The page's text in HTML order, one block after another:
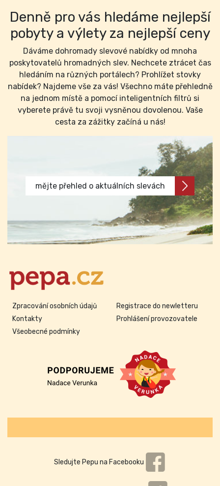
Denně pro vás hledáme nejlepší
pobyty a výlety za nejlepší ceny
Dáváme dohromady slevové nabídky od mnoha
poskytovatelů hromadných slev. Nechcete ztrácet čas
hledáním na různých portálech? Prohlížet stovky
nabídek? Najdeme vše za vás! Všechno máte přehledně
na jednom místě a pomocí inteligentních filtrů si
vyberete právě tu svoji vysněnou dovolenou. Vaše
cesta za zážitky začíná u nás!
mějte přehled o aktuálních slevách
Zpracování osobních údajů
Kontakty
Všeobecné podmínky
Registrace do newletteru
Prohlášení provozovatele
Sledujte Pepu na Facebooku